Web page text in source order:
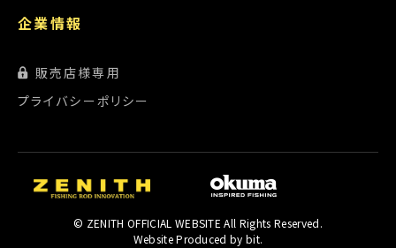
企業情報
販売店様専用
プライバシーポリシー
© ZENITH OFFICIAL WEBSITE All Rights Reserved.
Website Produced by bit.